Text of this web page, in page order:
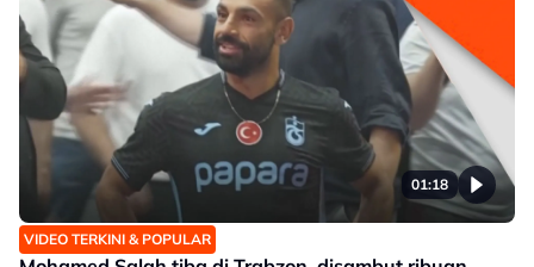
01:18
VIDEO TERKINI & POPULAR